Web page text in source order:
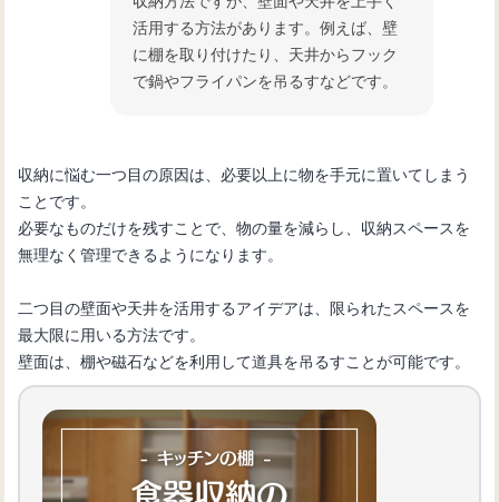
活用する方法があります。例えば、壁
に棚を取り付けたり、天井からフック
で鍋やフライパンを吊るすなどです。
収納に悩む一つ目の原因は、必要以上に物を手元に置いてしまう
ことです。
必要なものだけを残すことで、物の量を減らし、収納スペースを
無理なく管理できるようになります。
二つ目の壁面や天井を活用するアイデアは、限られたスペースを
最大限に用いる方法です。
壁面は、棚や磁石などを利用して道具を吊るすことが可能です。